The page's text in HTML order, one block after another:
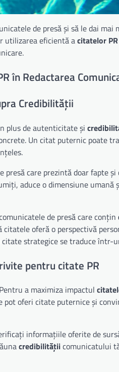
de presă și să le dai
utilizarea eficientă acitatelor PR
în Redactarea
Credibilității
plus de autenticitate și
Un citat puternic poate
presă care prezintă doar fapte
aduce o dimensiune
de presă care conțin
citatele oferă o perspectivă
citate strategice se traduce într-
pentru citate PR
a maximiza impactul
pot oferi citate puternice și
informațiile oferite de
credibilitățiicomunicatului